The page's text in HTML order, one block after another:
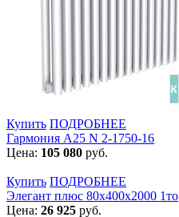
Купить ПОДРОБНЕЕ
Гармония А25 N 2-1750-16
Цена: 105 080 руб.
Купить ПОДРОБНЕЕ
Элегант плюс 80x400x2000 1то
Цена: 26 925 руб.